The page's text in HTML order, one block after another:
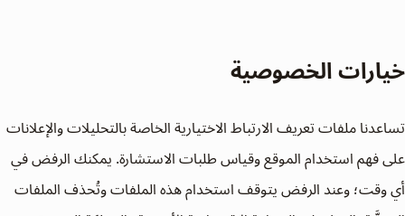
خيارات الخصوصية
تساعدنا ملفات تعريف الارتباط الاختيارية الخاصة بالتحليلات والإعلانات
على فهم استخدام الموقع وقياس طلبات الاستشارة. يمكنك الرفض في
أي وقت؛ وعند الرفض يتوقف استخدام هذه الملفات وتُحذف الملفات